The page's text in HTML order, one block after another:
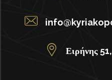
Ειρήνης